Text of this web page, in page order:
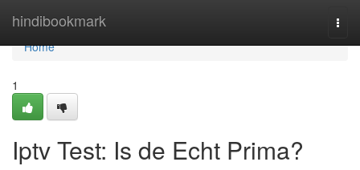
hindibookmark
Home
Home
1
Iptv Test: Is de Echt Prima?